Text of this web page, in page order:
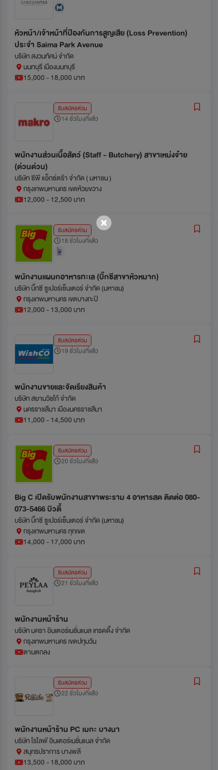
หัวหน้า/เจ้าหน้าที่ป้องกันการสูญเสีย (Loss Prevention)
ประจำ Saima Park Avenue
บริษัท สงวนทัศน์ จำกัด
นนทบุรี เมืองนนทบุรี
15,000 - 18,000 บาท
รับสมัครด่วน
14 ชั่วโมงที่แล้ว
พนักงานส่วนเนื้อสัตว์ (Staff - Butchery) สาขาเหม่งจ๋าย
(ด่วนด่วน)
บริษัท ซีพี แอ็กซ์ตร้า จำกัด ( มหาชน )
กรุงเทพมหานคร เขตห้วยขวาง
12,000 - 12,500 บาท
รับสมัครด่วน
18 ชั่วโมงที่แล้ว
พนักงานแผนกอาหารทะเล (บิ๊กซีสาขาหัวหมาก)
บริษัท บิ๊กซี ซูเปอร์เซ็นเตอร์ จำกัด (มหาชน)
กรุงเทพมหานคร เขตบางกะปิ
12,000 - 13,000 บาท
รับสมัครด่วน
19 ชั่วโมงที่แล้ว
พนักงานขายและจัดเรียงสินค้า
บริษัท สยามวิชโก้ จำกัด
นครราชสีมา เมืองนครราชสีมา
11,000 - 14,500 บาท
รับสมัครด่วน
20 ชั่วโมงที่แล้ว
Big C เปิดรับพนักงานสาขาพระราม 4 อาหารสด ติดต่อ 080-
073-5466 บิวตี้
บริษัท บิ๊กซี ซูเปอร์เซ็นเตอร์ จำกัด (มหาชน)
กรุงเทพมหานคร ทุกเขต
14,000 - 17,000 บาท
รับสมัครด่วน
21 ชั่วโมงที่แล้ว
พนักงานหน้าร้าน
บริษัท มครา อินเตอร์เนชั่นแนล เทรดดิ้ง จำกัด
กรุงเทพมหานคร เขตปทุมวัน
ตามตกลง
รับสมัครด่วน
22 ชั่วโมงที่แล้ว
พนักงานหน้าร้าน PC เมกะ บางนา
บริษัท โรไลฟ์ อินเตอร์เนชั่นแนล จำกัด
สมุทรปราการ บางพลี
13,500 - 18,000 บาท